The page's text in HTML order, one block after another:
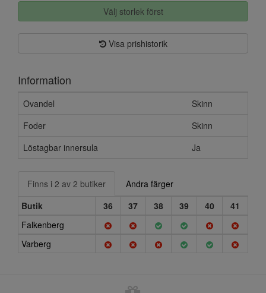
Välj storlek först
Visa prishistorik
Information
Ovandel
Skinn
Foder
Skinn
Löstagbar innersula
Ja
Finns i 2 av 2 butiker
Andra färger
Butik
36 37 38 39 40
41
Falkenberg
Varberg